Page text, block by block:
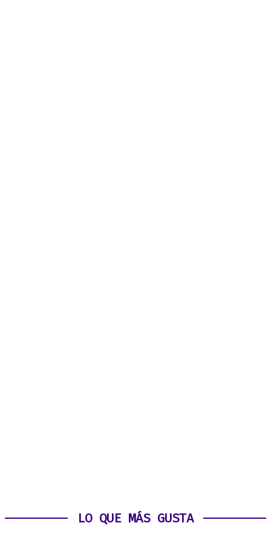
LO QUE MÁS GUSTA